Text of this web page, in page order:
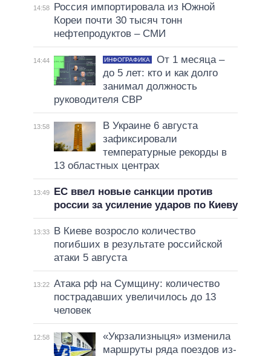
14:58
Россия импортировала из Южной
Кореи почти 30 тысяч тонн
нефтепродуктов – СМИ
14:44 ИНФОГРАФИКА
От 1 месяца –
до 5 лет: кто и как долго
занимал должность
руководителя СВР
13:58
В Украине 6 августа
зафиксировали
температурные рекорды в
13 областных центрах
13:49
ЕС ввел новые санкции против
россии за усиление ударов по Киеву
13:33
В Киеве возросло количество
погибших в результате российской
атаки 5 августа
13:22 Атака рф на Сумщину: количество
пострадавших увеличилось до 13
человек
12:58
«Укрзализныця» изменила
маршруты ряда поездов из-